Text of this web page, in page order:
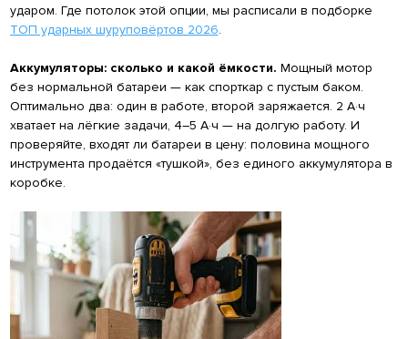
ударом. Где потолок этой опции, мы расписали в подборке
ТОП ударных шуруповёртов 2026.
Аккумуляторы: сколько и какой ёмкости. Мощный мотор
без нормальной батареи — как спорткар с пустым баком.
Оптимально два: один в работе, второй заряжается. 2 А·ч
хватает на лёгкие задачи, 4–5 А·ч — на долгую работу. И
проверяйте, входят ли батареи в цену: половина мощного
инструмента продаётся «тушкой», без единого аккумулятора в
коробке.